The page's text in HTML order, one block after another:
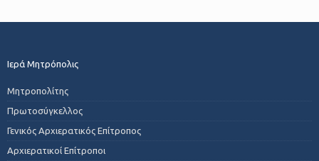
Ιερά Μητρόπολις
Μητροπολίτης
Πρωτοσύγκελλος
Γενικός Αρχιερατικός Επίτροπος
Αρχιερατικοί Επίτροποι